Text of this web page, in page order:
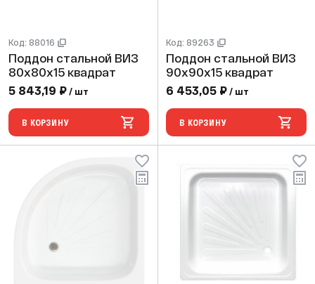
Код: 88016
Поддон стальной ВИЗ
80х80х15 квадрат
5 843,19 ₽ / шт
В КОРЗИНУ
Код: 89263
Поддон стальной ВИЗ
90х90х15 квадрат
6 453,05 ₽ / шт
В КОРЗИНУ